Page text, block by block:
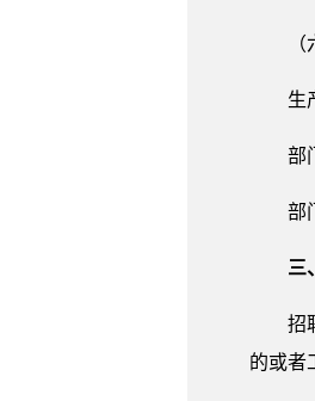
生
部
部
三
招
的或者